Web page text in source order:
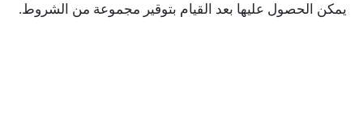
يمكن الحصول عليها بعد القيام بتوقير مجموعة من الشروط.